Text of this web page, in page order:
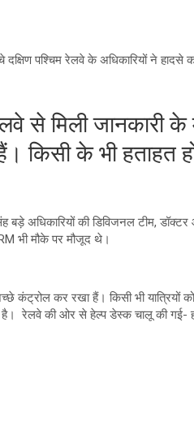
पश्चिम रेलवे के अधिकारियों ने हादसे
से मिली
हैं। किसी के भी हताहत
बड़े अधिकारियों की डिविजनल टीम,
भी मौके पर मौजूद थे।
कंट्रोल कर रखा हैं। किसी भी यात्रियों
है। रेलवे की ओर से हेल्प डेस्क चालू की